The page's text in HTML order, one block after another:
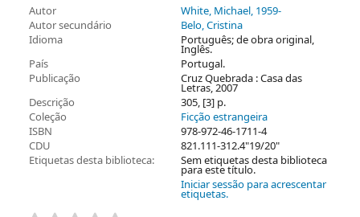
Autor White, Michael, 1959-
Autor secundário
Belo, Cristina
Idioma
Português; de obra original,
Inglês.
País
Portugal.
Publicação
Cruz Quebrada : Casa das
Letras, 2007
Descrição
305, [3] p.
Coleção
Ficção estrangeira
ISBN
978-972-46-1711-4
CDU
821.111-312.4"19/20"
Etiquetas desta biblioteca:
Sem etiquetas desta biblioteca
para este título.
Iniciar sessão para acrescentar
etiquetas.